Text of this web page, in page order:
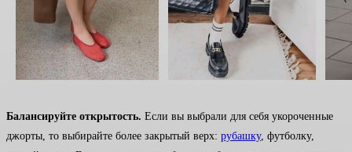
Балансируйте открытость. Если вы выбрали для себя укороченные
джорты, то выбирайте более закрытый верх: рубашку, футболку,